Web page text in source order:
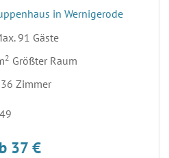
in Wernigerode
91 Gäste
2 Größter Raum
36 Zimmer
37 €